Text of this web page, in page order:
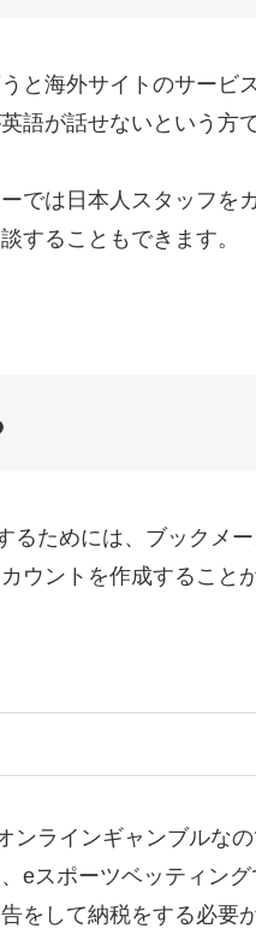
と海外サイトのサービ
語が話せないという方
では日本人スタッフを
することもできます。
るためには、ブックメ
ウントを作成すること
ンラインギャンブルな
eスポーツベッティン
をして納税をする必要